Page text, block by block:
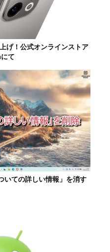
げ！公式オンラインストア
て
いての詳しい情報」を消す